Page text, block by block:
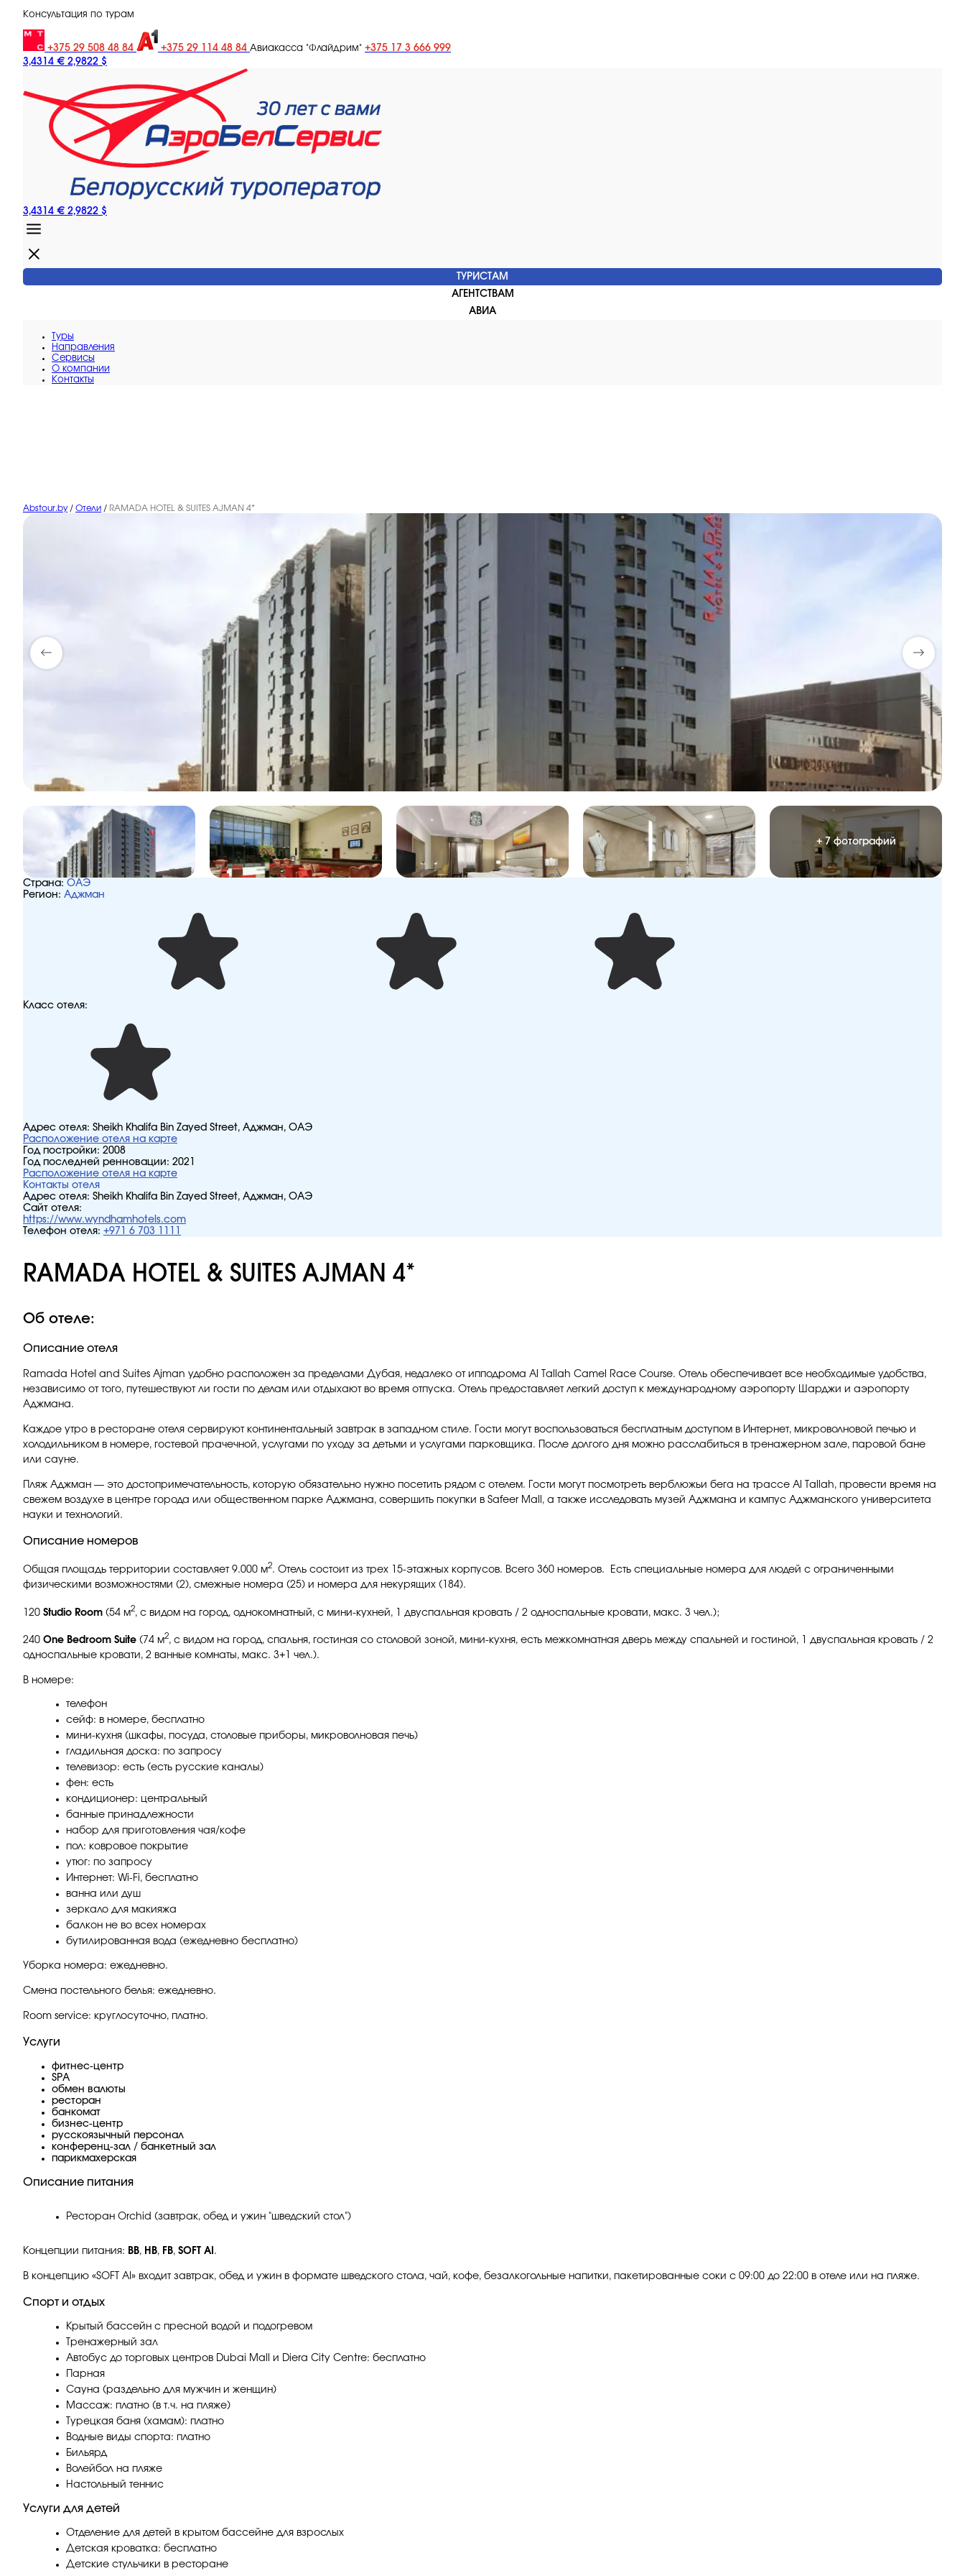
Консультация по турам
+375 29 508 48 84 +375 29 114 48 84 Авиакасса "Флайдрим" +375 17 3 666 999
3,4314 € 2,9822 $
3,4314 € 2,9822 $
ТУРИСТАМ
АГЕНТСТВАМ
АВИА
Туры
Направления
Сервисы
O компании
Контакты
Abstour.by / Отели / RAMADA HOTEL & SUITES AJMAN 4*
+ 7 фотографий
Страна: ОАЭ
Регион: Аджман
Класс отеля:
Адрес отеля: Sheikh Khalifa Bin Zayed Street, Аджман, ОАЭ
Расположение отеля на карте
Год постройки: 2008
Год последней ренновации: 2021
Расположение отеля на карте
Контакты отеля
Адрес отеля: Sheikh Khalifa Bin Zayed Street, Аджман, ОАЭ
Сайт отеля:
https://www.wyndhamhotels.com
Телефон отеля: +971 6 703 1111
RAMADA HOTEL & SUITES AJMAN 4*
Об отеле:
Описание отеля
Ramada Hotel and Suites Ajman удобно расположен за пределами Дубая, недалеко от ипподрома Al Tallah Camel Race Course. Отель обеспечивает все необходимые удобства,
независимо от того, путешествуют ли гости по делам или отдыхают во время отпуска. Отель предоставляет легкий доступ к международному аэропорту Шарджи и аэропорту
Аджмана.
Каждое утро в ресторане отеля сервируют континентальный завтрак в западном стиле. Гости могут воспользоваться бесплатным доступом в Интернет, микроволновой печью и
холодильником в номере, гостевой прачечной, услугами по уходу за детьми и услугами парковщика. После долгого дня можно расслабиться в тренажерном зале, паровой бане
или сауне.
Пляж Аджман — это достопримечательность, которую обязательно нужно посетить рядом с отелем. Гости могут посмотреть верблюжьи бега на трассе Al Tallah, провести время на
свежем воздухе в центре города или общественном парке Аджмана, совершить покупки в Safeer Mall, а также исследовать музей Аджмана и кампус Аджманского университета
науки и технологий.
Описание номеров
Общая площадь территории составляет 9.000 м2. Отель состоит из трех 15-этажных корпусов. Всего 360 номеров. Есть специальные номера для людей с ограниченными
физическими возможностями (2), смежные номера (25) и номера для некурящих (184).
120 Studio Room (54 м2, с видом на город, однокомнатный, c мини-кухней, 1 двуспальная кровать / 2 односпальные кровати, макс. 3 чел.);
240 One Bedroom Suite (74 м2, с видом на город, спальня, гостиная со столовой зоной, мини-кухня, есть межкомнатная дверь между спальней и гостиной, 1 двуспальная кровать / 2
односпальные кровати, 2 ванные комнаты, макс. 3+1 чел.).
В номере:
телефон
сейф: в номере, бесплатно
мини-кухня (шкафы, посуда, столовые приборы, микроволновая печь)
гладильная доска: по запросу
телевизор: есть (есть русские каналы)
фен: есть
кондиционер: центральный
банные принадлежности
набор для приготовления чая/кофе
пол: ковровое покрытие
утюг: по запросу
Интернет: Wi-Fi, бесплатно
ванна или душ
зеркало для макияжа
балкон не во всех номерах
бутилированная вода (ежедневно бесплатно)
Уборка номера: ежедневно.
Смена постельного белья: ежедневно.
Room service: круглосуточно, платно.
Услуги
фитнес-центр
SPA
обмен валюты
ресторан
банкомат
бизнес-центр
русскоязычный персонал
конференц-зал / банкетный зал
парикмахерская
Описание питания
Ресторан Orchid (завтрак, обед и ужин "шведский стол")
Концепции питания: BB, HB, FB, SOFT AI .
В концепцию «SOFT AI» входит завтрак, обед и ужин в формате шведского стола, чай, кофе, безалкогольные напитки, пакетированные соки с 09:00 до 22:00 в отеле или на пляже.
Спорт и отдых
Крытый бассейн с пресной водой и подогревом
Тренажерный зал
Автобус до торговых центров Dubai Mall и Diera City Centre: бесплатно
Парная
Сауна (раздельно для мужчин и женщин)
Массаж: платно (в т.ч. на пляже)
Турецкая баня (хамам): платно
Водные виды спорта: платно
Бильярд
Волейбол на пляже
Настольный теннис
Услуги для детей
Отделение для детей в крытом бассейне для взрослых
Детская кроватка: бесплатно
Детские стульчики в ресторане